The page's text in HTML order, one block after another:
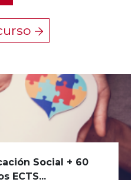
Social + 60
ECTS...